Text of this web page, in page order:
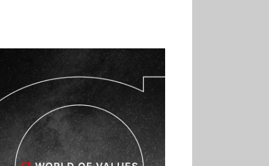
investissements pour
réduire sa consommation
d’eau
01.07
Aldi Studio lance sa
première collection capsule
inspirée de ses codes
visuels